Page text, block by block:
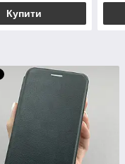
Купити